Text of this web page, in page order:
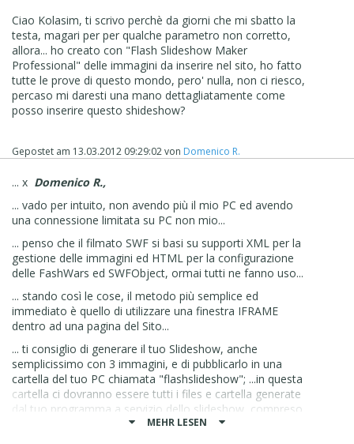
Ciao Kolasim, ti scrivo perchè da giorni che mi sbatto la
testa, magari per per qualche parametro non corretto,
allora... ho creato con "Flash Slideshow Maker
Professional" delle immagini da inserire nel sito, ho fatto
tutte le prove di questo mondo, pero' nulla, non ci riesco,
percaso mi daresti una mano dettagliatamente come
posso inserire questo shideshow?
Gepostet am 13.03.2012 09:29:02von Domenico R.
... x Domenico R.,
... vado per intuito, non avendo più il mio PC ed avendo
una connessione limitata su PC non mio...
... penso che il filmato SWF si basi su supporti XML per la
gestione delle immagini ed HTML per la configurazione
delle FashWars ed SWFObject, ormai tutti ne fanno uso...
... stando così le cose, il metodo più semplice ed
immediato è quello di utilizzare una finestra IFRAME
dentro ad una pagina del Sito...
... ti consiglio di generare il tuo Slideshow, anche
semplicissimo con 3 immagini, e di pubblicarlo in una
cartella del tuo PC chiamata "flashslideshow"; ...in questa
cartella ci dovranno essere tutti i files e cartella generate
dal tuo programma a servizio dello slideshow, compreso
la pagina HTML che fa da contenitore del filmato SWF,
MEHR LESEN